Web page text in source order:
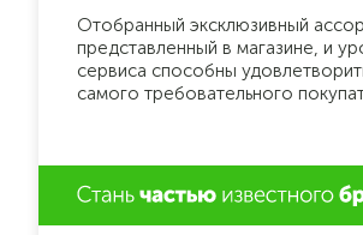
Отобранный эксклюзивный
представленный в магазине, и
сервиса способны
самого требовательного